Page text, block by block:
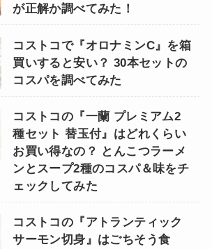
が正解か調べてみた！
コストコで『オロナミンC』を箱
買いすると安い？ 30本セットの
コスパを調べてみた
コストコの『一蘭 プレミアム2
種セット 替玉付』はどれくらい
お買い得なの？ とんこつラーメ
ンとスープ2種のコスパ＆味をチ
ェックしてみた
コストコの『アトランティック
サーモン切身』はごちそう食